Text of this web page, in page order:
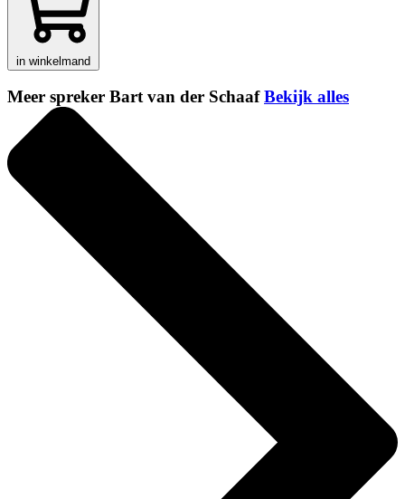
in winkelmand
Meer spreker Bart van der SchaafBekijk alles